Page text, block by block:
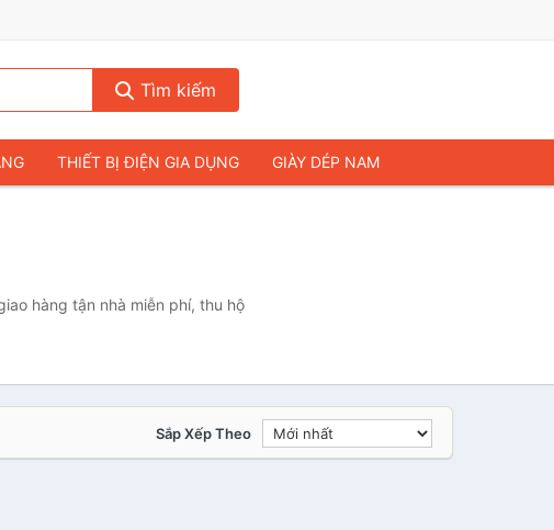
Tìm kiếm
THIẾT BỊ ĐIỆN GIA DỤNG GIÀY DÉP NAM
& TẠP CHÍ MÁY TÍNH & LAPTOP
hàng tận nhà miễn phí, thu hộ
Sắp Xếp Theo